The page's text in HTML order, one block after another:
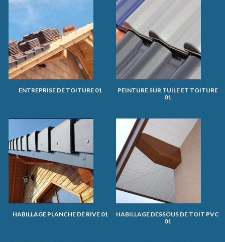
ENTREPRISE DE TOITURE 01
PEINTURE SUR TUILE ET TOITURE
01
HABILLAGE PLANCHE DE RIVE 01
HABILLAGE DESSOUS DE TOIT PVC
01